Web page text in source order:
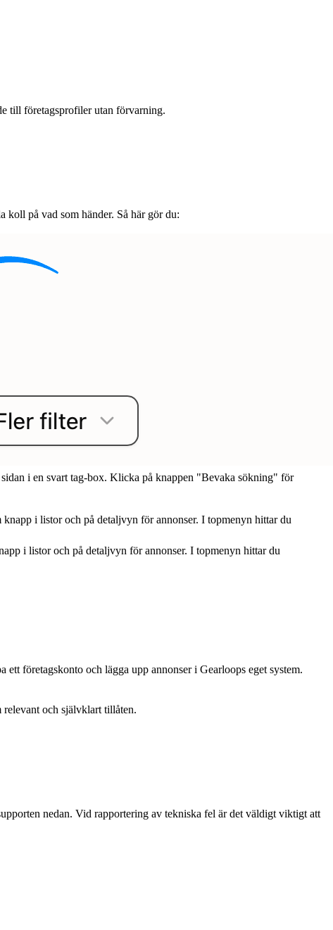
till företagsprofiler utan förvarning.
koll på vad som händer. Så här gör du:
i en svart tag-box. Klicka på knappen "Bevaka sökning" för
i listor och på detaljvyn för annonser. I topmenyn hittar du
företagskonto och lägga upp annonser i Gearloops eget system.
relevant och självklart tillåten.
nedan. Vid rapportering av tekniska fel är det väldigt viktigt att